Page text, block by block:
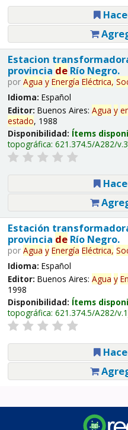
Estacion
provincia deRío Negro.
por Agua y Energía Eléctrica,
Idioma: Español
Editor: Buenos Aires: Agua y
estado, 1988
Disponibilidad: Ítems
topográfica: 621.374.5/A282/v.3
Estación
provincia deRío Negro.
por Agua y Energía Eléctrica,
Idioma: Español
Editor: Buenos Aires: Agua y
1998
Disponibilidad: Ítems
topográfica: 621.374.5/A282/v.1